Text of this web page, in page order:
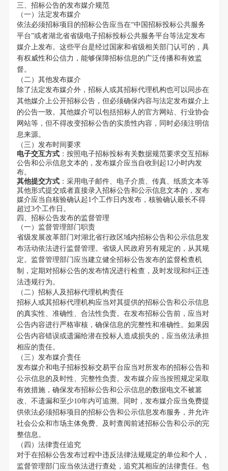
三、招标公告的发布媒介规范
（一）法定发布媒介
依法必须招标项目的招标公告应当在“中国招标投标公共服务
平台”或者湖北省省级电子招标投标公共服务平台等法定发布
媒介上发布。这些平台是经过国家和省级相关部门认可的，具
有权威性和公信力，能够保障招标信息的广泛传播和有效监
督。
（二）其他发布媒介
除了法定发布媒介外，招标人或其招标代理机构也可以同步在
其他媒介上公开招标公告，但必须确保内容与法定发布媒介上
的公告一致。其他媒介可以包括招标人的官方网站、行业协会
网站等，但不得改变招标公告的实质性内容，同时必须注明信
息来源。
（三）发布时间要求
电子交互方式：按照电子招标投标有关数据规范要求交互招标
公告和公示信息文本的，发布媒介应当自收到起12小时内发
布。
其他提交方式：采用电子邮件、电子介质、传真、纸质文本等
其他形式提交或者直接录入招标公告和公示信息文本的，发布
媒介应当自核验确认起1个工作日内发布，核验确认最长不得
超过3个工作日。
四、招标公告发布的监督管理
（一）监督管理部门职责
省级发展改革部门对湖北省行政区域内招标公告和公示信息发
布活动依法进行监督管理。省级人民政府另有规定的，从其规
定。监督管理部门应当建立健全招标公告发布的监督检查机
制，定期对招标公告的发布情况进行检查，及时发现和纠正违
法违规行为。
（二）招标人及招标代理机构责任
招标人或其招标代理机构应当对其提供的招标公告和公示信息
的真实性、准确性、合法性负责。在发布招标公告前，应当对
公告内容进行严格审核，确保信息的完整性和准确性。如果因
公告内容错误或遗漏给潜在投标人造成损失的，应当依法承担
相应的责任。
（三）发布媒介责任
发布媒介和电子招标投标交易平台应当对所发布的招标公告和
公示信息的及时性、完整性负责。发布媒介应当按照规定采取
有效措施，确保发布招标公告和公示信息的数据电文不被篡
改、不遗漏和至少10年内可追溯。同时，发布媒介应当免费提
供依法必须招标项目的招标公告和公示信息发布服务，并允许
社会公众和市场主体免费、及时查阅前述招标公告和公示的完
整信息。
（四）法律责任追究
对于在招标公告发布过程中违反法律法规规定的单位和个人，
监督管理部门应当依法进行查处，追究其相应的法律责任。包